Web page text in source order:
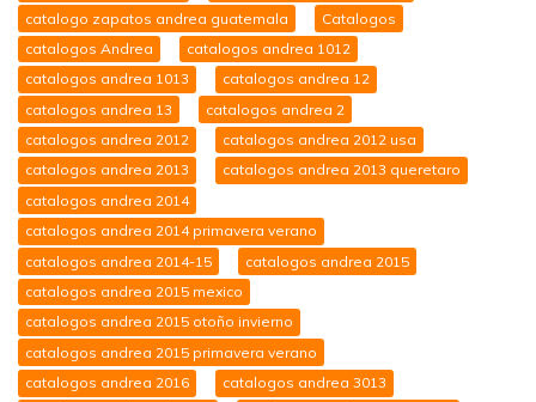
catalogo zapatos andrea guatemala
Catalogos
catalogos Andrea
catalogos andrea 1012
catalogos andrea 1013
catalogos andrea 12
catalogos andrea 13
catalogos andrea 2
catalogos andrea 2012
catalogos andrea 2012 usa
catalogos andrea 2013
catalogos andrea 2013 queretaro
catalogos andrea 2014
catalogos andrea 2014 primavera verano
catalogos andrea 2014-15
catalogos andrea 2015
catalogos andrea 2015 mexico
catalogos andrea 2015 otoño invierno
catalogos andrea 2015 primavera verano
catalogos andrea 2016
catalogos andrea 3013